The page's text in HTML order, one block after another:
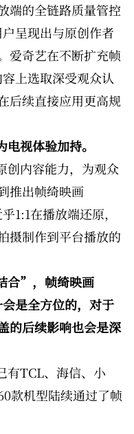
端的全链路质量管控
呈现出与原创作者
奇艺在不断扩充帧
上选取深受观众认
后续直接应用更高规
视体验加持。
创内容能力，为观众
推出帧绮映画
1:1在播放端还原，
制作到平台播放的
合”，帧绮映画
是全方位的，对于
的后续影响也会是深
有TCL、海信、小
款机型陆续通过了帧